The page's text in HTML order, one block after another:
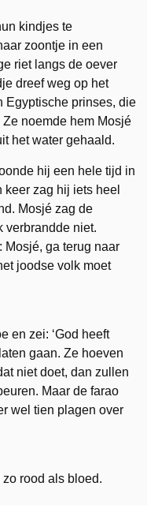
kindjes te
zoontje in een
riet langs de oever
dreef weg op het
Egyptische prinses, die
noemde hem Mosjé
het water gehaald.
hij een hele tijd in
zag hij iets heel
Mosjé zag de
verbrandde niet.
Mosjé, ga terug naar
joodse volk moet
en zei: ‘God heeft
gaan. Ze hoeven
niet doet, dan zullen
Maar de farao
wel tien plagen over
rood als bloed.